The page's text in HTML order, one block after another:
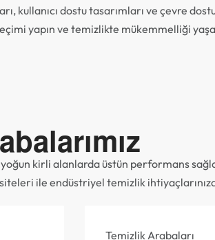
kullanıcı dostu tasarımları ve çevre
yapın ve temizlikte mükemmelliği
yoğun kirli alanlarda üstün performans
ile endüstriyel temizlik
Temizlik Arabaları